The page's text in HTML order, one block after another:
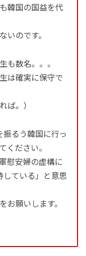
韓国の国益を代
いのです。
も数名。。。
は確実に保守で
ば。）
振るう韓国に行っ
ください。
慰安婦の虚構に
ている」と意思
お願いします。